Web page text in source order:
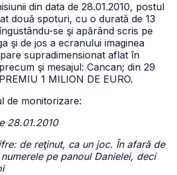
din data de 28.01.2010, postul
două spoturi, cu o durată de 13
se şi apărând scris pe
şi de jos a ecranului imaginea
supradimensionat aflat în
şi mesajul: Cancan; din 29
1 MILION DE EURO.
de monitorizare:
28.01.2010
de reţinut, ca un joc. În afară de
pe panoul Danielei, deci